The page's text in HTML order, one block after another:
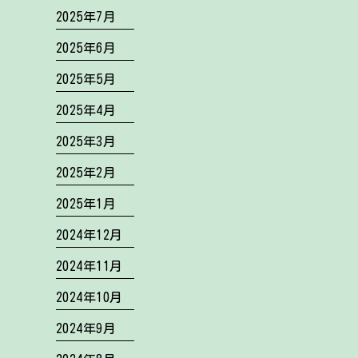
2025年7月
2025年6月
2025年5月
2025年4月
2025年3月
2025年2月
2025年1月
2024年12月
2024年11月
2024年10月
2024年9月